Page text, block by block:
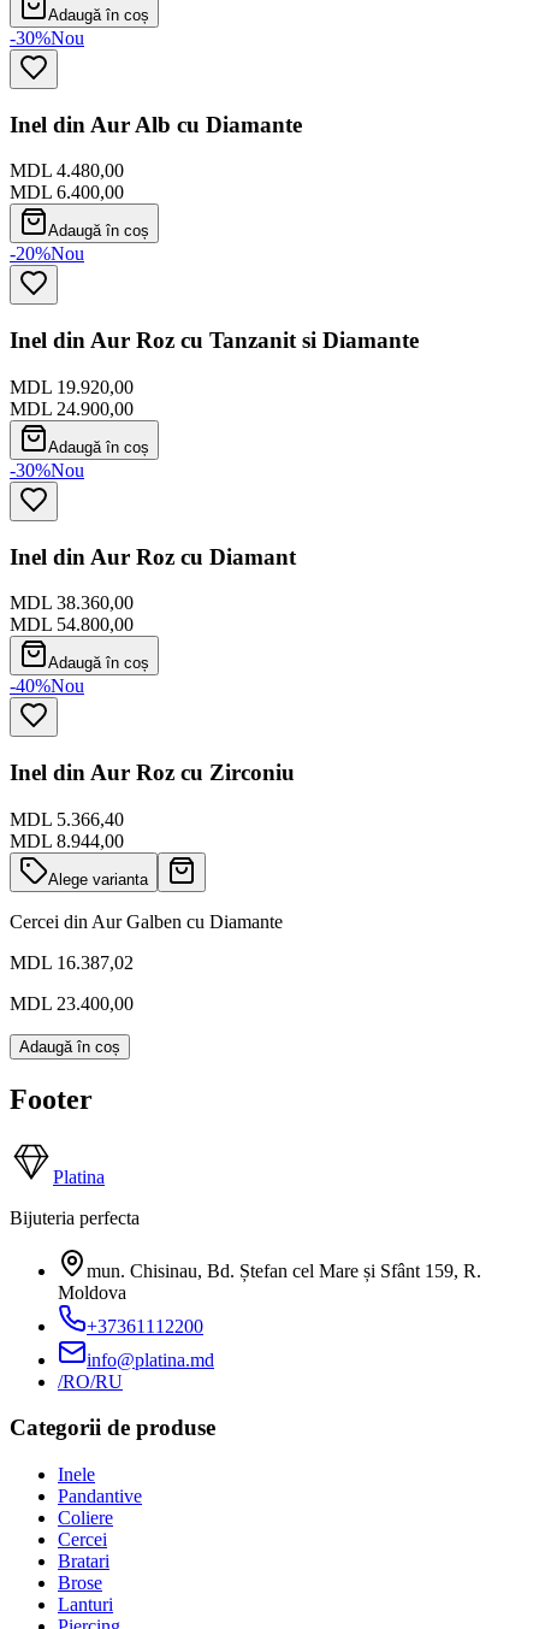
Adaugă în coș
-30%Nou
Inel din Aur Alb cu Diamante
MDL 4.480,00
MDL 6.400,00
Adaugă în coș
-20%Nou
Inel din Aur Roz cu Tanzanit si Diamante
MDL 19.920,00
MDL 24.900,00
Adaugă în coș
-30%Nou
Inel din Aur Roz cu Diamant
MDL 38.360,00
MDL 54.800,00
Adaugă în coș
-40%Nou
Inel din Aur Roz cu Zirconiu
MDL 5.366,40
MDL 8.944,00
Alege varianta
Cercei din Aur Galben cu Diamante
MDL 16.387,02
MDL 23.400,00
Adaugă în coș
Footer
Platina
Bijuteria perfecta
mun. Chisinau, Bd. Ștefan cel Mare și Sfânt 159, R.
Moldova
+37361112200
info@platina.md
/RO/RU
Categorii de produse
Inele
Pandantive
Coliere
Cercei
Bratari
Brose
Lanturi